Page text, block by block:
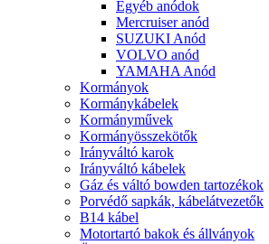
Egyéb anódok
Mercruiser anód
SUZUKI Anód
VOLVO anód
YAMAHA Anód
Kormányok
Kormánykábelek
Kormányművek
Kormányösszekötők
Irányváltó karok
Irányváltó kábelek
Gáz és váltó bowden tartozékok
Porvédő sapkák, kábelátvezetők
B14 kábel
Motortartó bakok és állványok